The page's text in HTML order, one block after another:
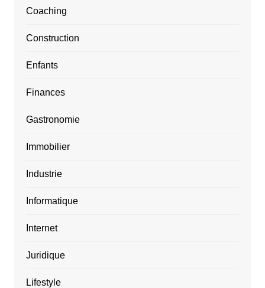
Coaching
Construction
Enfants
Finances
Gastronomie
Immobilier
Industrie
Informatique
Internet
Juridique
Lifestyle